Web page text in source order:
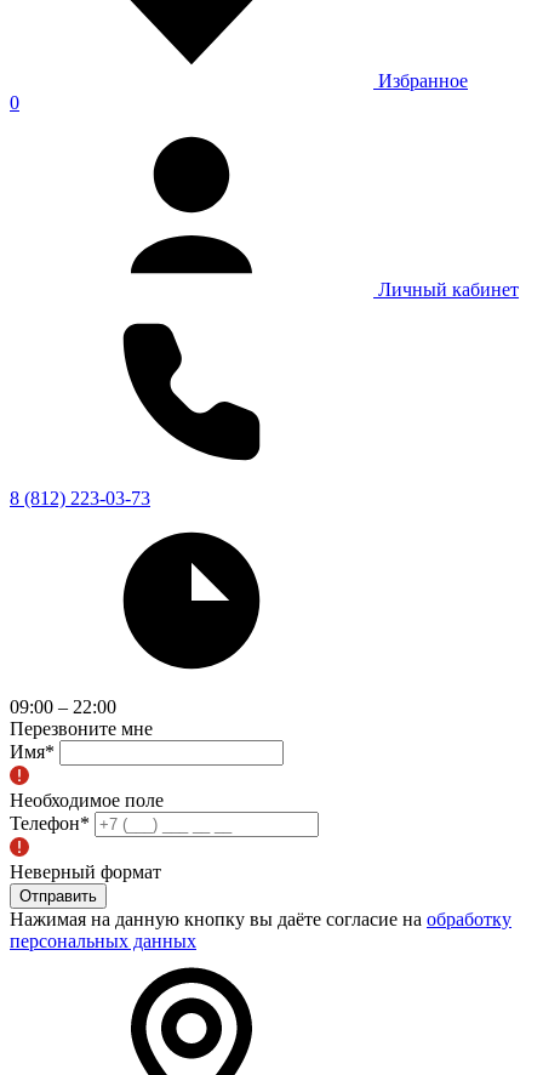
Избранное
0
Личный кабинет
8 (812) 223-03-73
09:00 – 22:00
Перезвоните мне
Имя*
Необходимое поле
Телефон*
Неверный формат
Отправить
Нажимая на данную кнопку вы даёте согласие на обработку
персональных данных